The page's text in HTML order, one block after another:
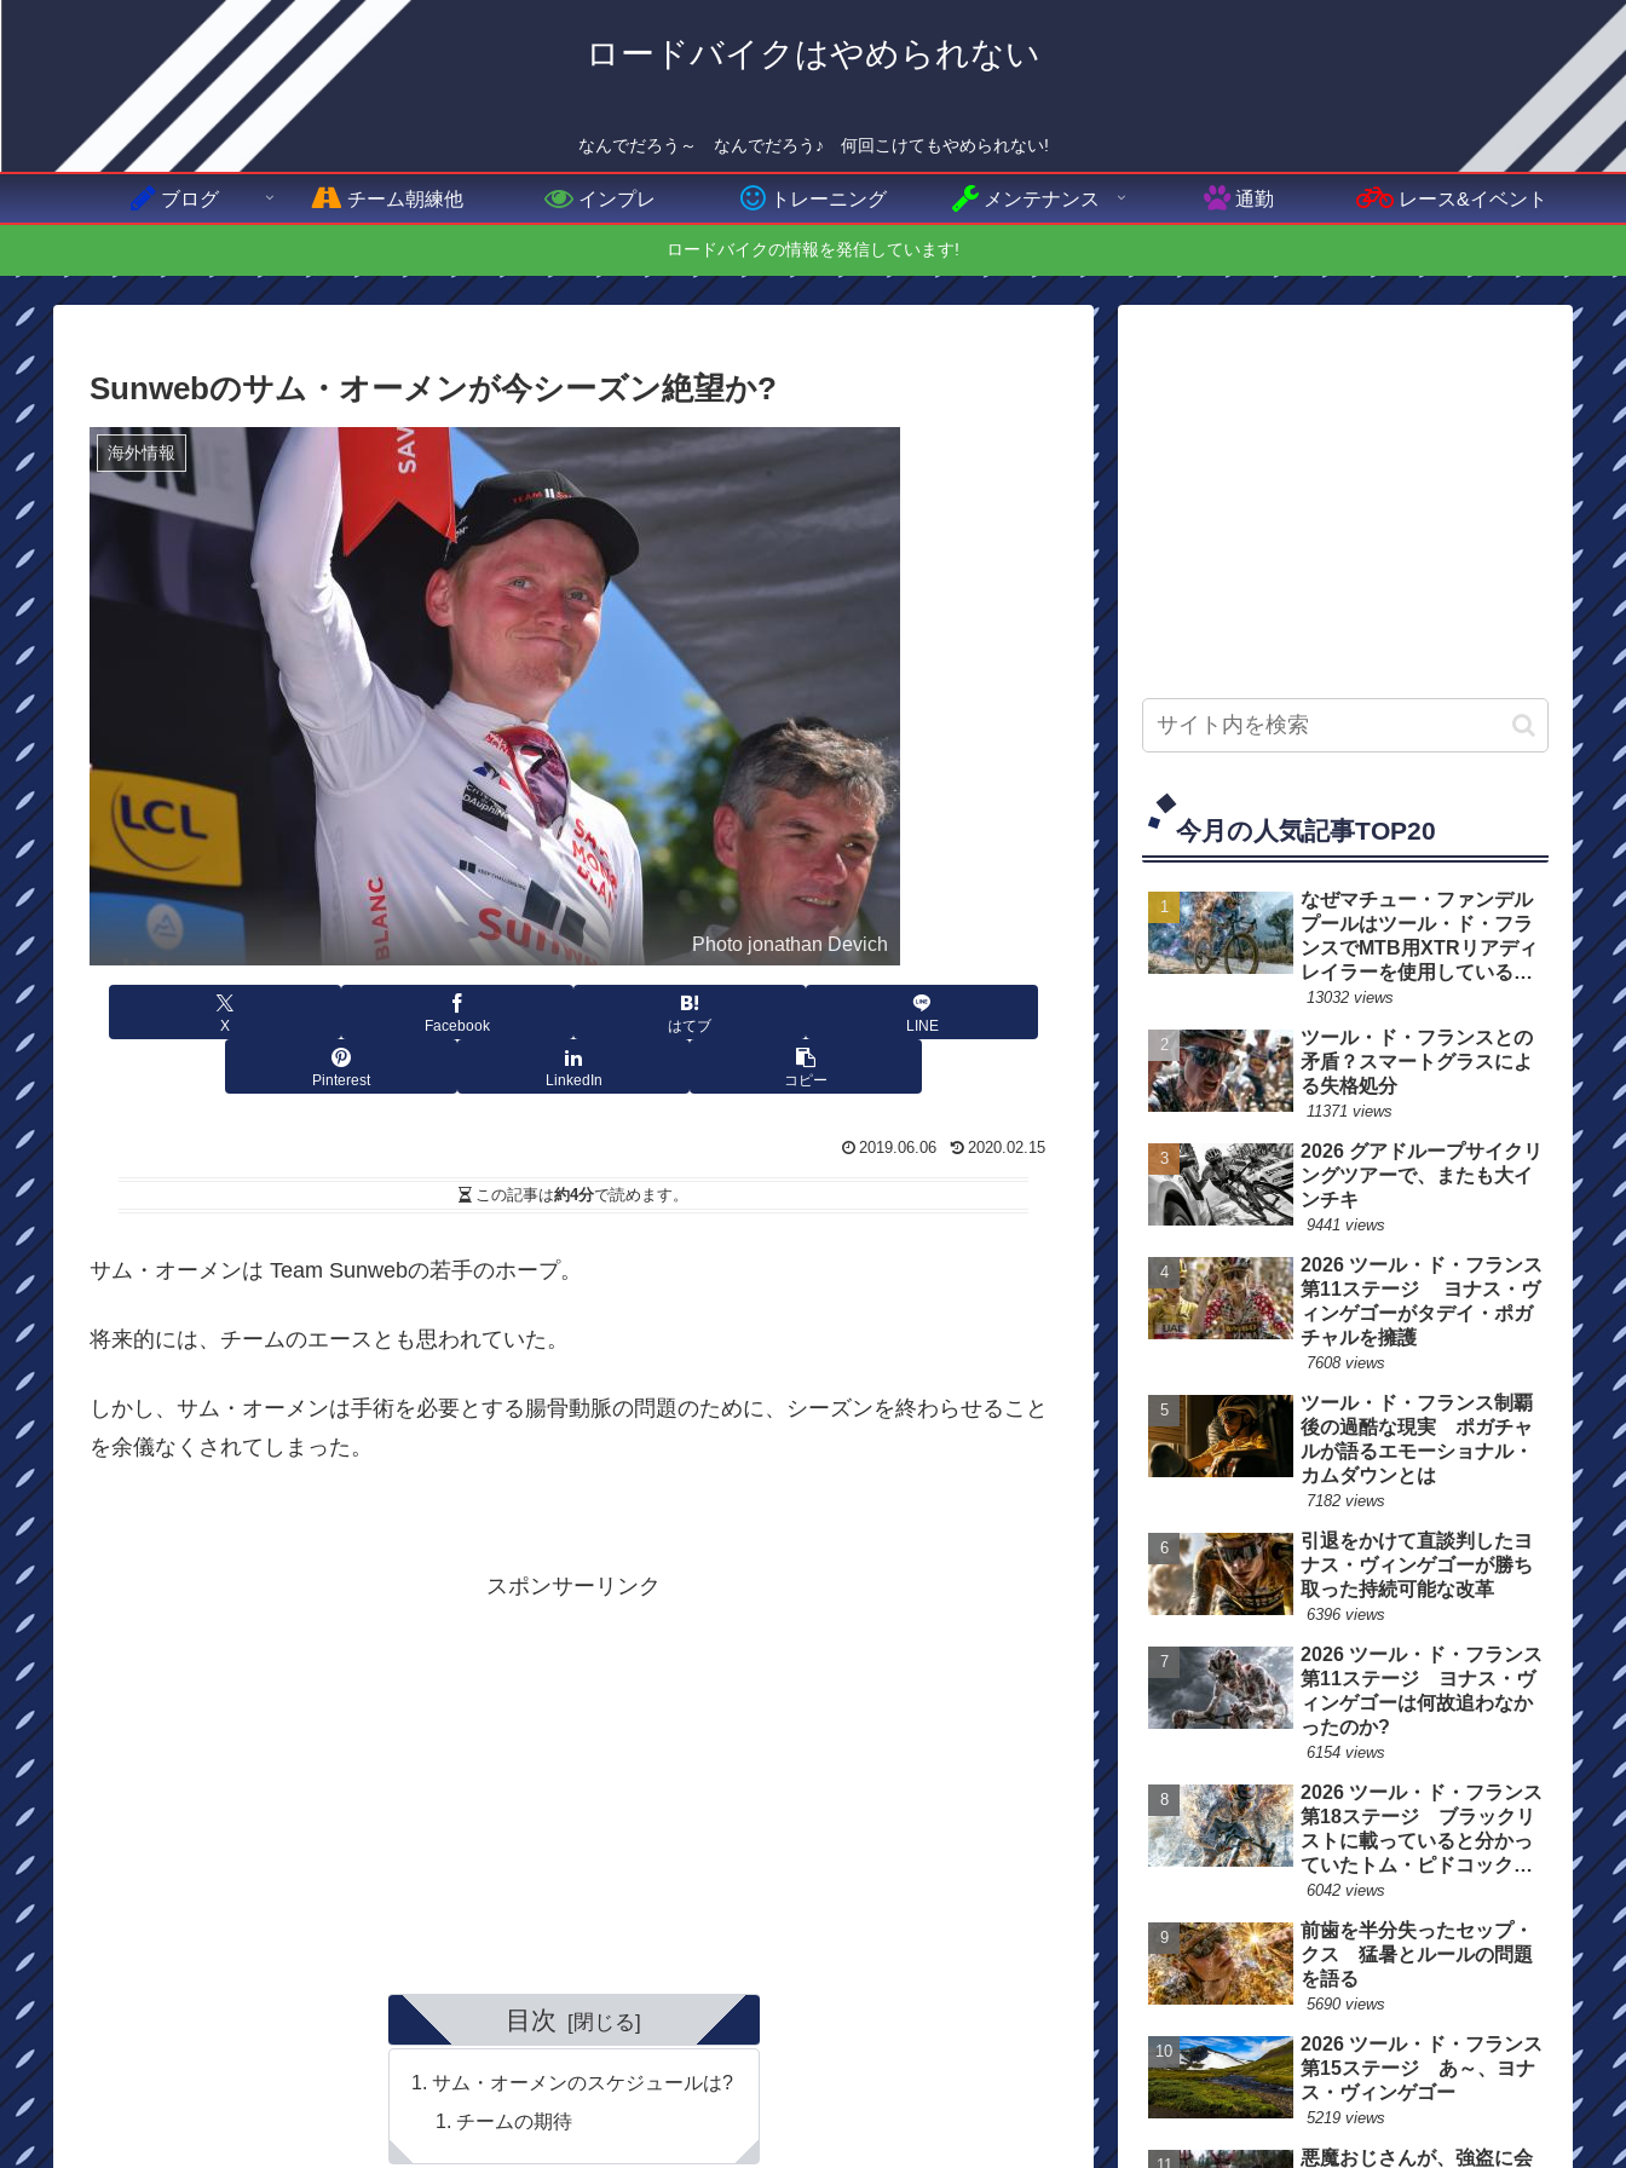
ロードバイクはやめられない
なんでだろう～ なんでだろう♪ 何回こけてもやめられない!
ブログ チーム朝練他 インプレ トレーニング メンテナンス 通勤 レース&イベント
ロードバイクの情報を発信しています!
Sunwebのサム・オーメンが今シーズン絶望か?
海外情報
Photo jonathan Devich
X Facebook はてブ LINE
Pinterest LinkedIn コピー
2019.06.06 2020.02.15
この記事は約4分で読めます。
サム・オーメンは Team Sunwebの若手のホープ。
将来的には、チームのエースとも思われていた。
しかし、サム・オーメンは手術を必要とする腸骨動脈の問題のために、シーズンを終わらせること
を余儀なくされてしまった。
スポンサーリンク
目次
サム・オーメンのスケジュールは?
チームの期待
今月の人気記事TOP20
なぜマチュー・ファンデル
プールはツール・ド・フラ
ンスでMTB用XTRリアディ
レイラーを使用しているの
か？
13032 views
ツール・ド・フランスとの
矛盾？スマートグラスによ
る失格処分
11371 views
2026 グアドループサイクリ
ングツアーで、またも大イ
ンチキ
9441 views
2026 ツール・ド・フランス
第11ステージ ヨナス・ヴ
ィンゲゴーがタデイ・ポガ
チャルを擁護
7608 views
ツール・ド・フランス制覇
後の過酷な現実 ポガチャ
ルが語るエモーショナル・
カムダウンとは
7182 views
引退をかけて直談判したヨ
ナス・ヴィンゲゴーが勝ち
取った持続可能な改革
6396 views
2026 ツール・ド・フランス
第11ステージ ヨナス・ヴ
ィンゲゴーは何故追わなか
ったのか?
6154 views
2026 ツール・ド・フランス
第18ステージ ブラックリ
ストに載っていると分かっ
ていたトム・ピドコックは
総合順位死守に
6042 views
前歯を半分失ったセップ・
クス 猛暑とルールの問題
を語る
5690 views
2026 ツール・ド・フランス
第15ステージ あ～、ヨナ
ス・ヴィンゲゴー
5219 views
悪魔おじさんが、強盗に会